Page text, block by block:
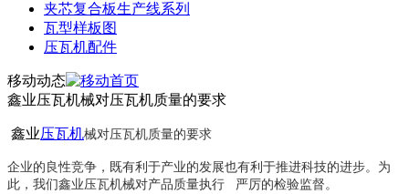
夹芯复合板生产线系列
瓦型样板图
压瓦机配件
移动动态
鑫业压瓦机械对压瓦机质量的要求
鑫业压瓦机械对压瓦机质量的要求
企业的良性竞争，既有利于产业的发展也有利于推进科技的进步。为
此，我们鑫业压瓦机械对产品质量执行 严厉的检验监督。